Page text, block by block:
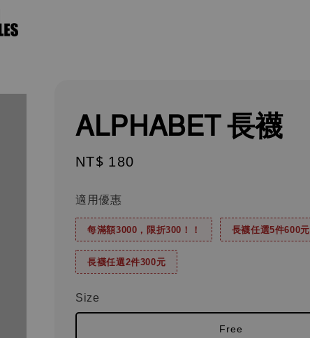
ALPHABET 長襪
Regular
NT$ 180
適用優惠
每滿額3000，限折300！！ 長襪任選5件600元
長襪任選2件300元
Size
Free